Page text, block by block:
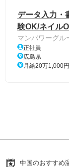
データ入力・
験OK/ネイル
マンパワーグル
正社員
広島県
月給20万1,000
中国のおすすめ